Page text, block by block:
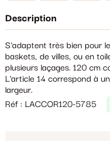
Description
S'adaptent très bien pour
baskets, de villes, ou en
plusieurs laçages. 120 cm
L'article 14 correspond à
largeur.
Réf : LACCOR120-5785